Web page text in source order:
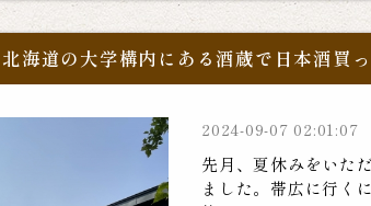
北海道の大学構内にある酒蔵で日本酒買
2024-09-07 02:01:07
先月、夏休みをいた
ました。帯広に行く